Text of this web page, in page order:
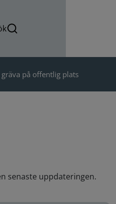
på offentlig plats
senaste uppdateringen.